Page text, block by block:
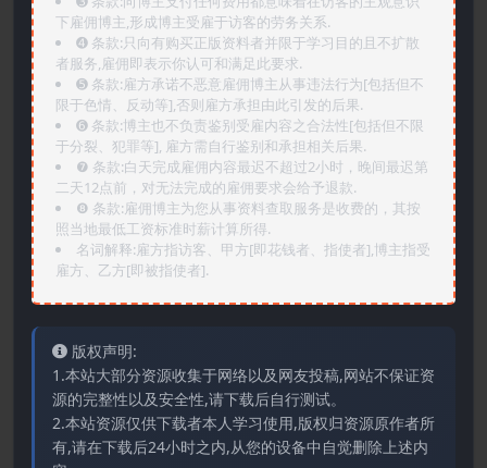
下雇佣博主,形成博主受雇于访客的劳务关系.
➍️ 条款:只向有购买正版资料者并限于学习目的且不扩散
者服务,雇佣即表示你认可和满足此要求.
➎ 条款:雇方承诺不恶意雇佣博主从事违法行为[包括但不
限于色情、反动等],否则雇方承担由此引发的后果.
➏️ 条款:博主也不负责鉴别受雇内容之合法性[包括但不限
于分裂、犯罪等], 雇方需自行鉴别和承担相关后果.
❼ 条款:白天完成雇佣内容最迟不超过2小时，晚间最迟第
二天12点前，对无法完成的雇佣要求会给予退款.
❽ 条款:雇佣博主为您从事资料查取服务是收费的，其按
照当地最低工资标准时薪计算所得.
名词解释:雇方指访客、甲方[即花钱者、指使者],博主指受
雇方、乙方[即被指使者].
版权声明:
1.本站大部分资源收集于网络以及网友投稿,网站不保证资
源的完整性以及安全性,请下载后自行测试。
2.本站资源仅供下载者本人学习使用,版权归资源原作者所
有,请在下载后24小时之内,从您的设备中自觉删除上述内